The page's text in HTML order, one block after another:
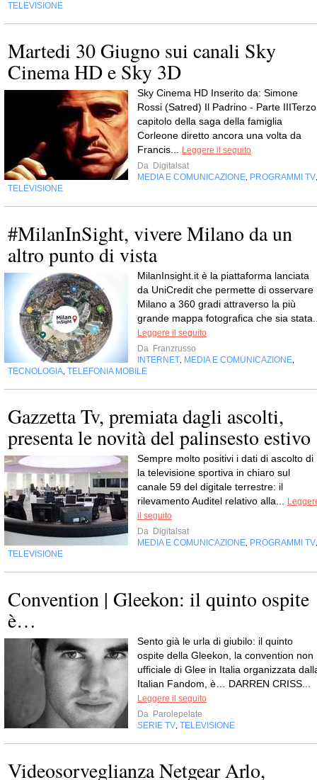
TELEVISIONE
Martedi 30 Giugno sui canali Sky
Cinema HD e Sky 3D
Sky Cinema HD Inserito da: Simone
Rossi (Satred) Il Padrino - Parte IIITerzo
capitolo della saga della famiglia
Corleone diretto ancora una volta da
Francis... Leggere il seguito
Da Digitalsat
MEDIA E COMUNICAZIONE, PROGRAMMI TV,
TELEVISIONE
#MilanInSight, vivere Milano da un
altro punto di vista
MilanInsight.it è la piattaforma lanciata
da UniCredit che permette di osservare
Milano a 360 gradi attraverso la più
grande mappa fotografica che sia
Leggere il seguito
Da Franzrusso
INTERNET, MEDIA E COMUNICAZIONE,
TECNOLOGIA, TELEFONIA MOBILE
Gazzetta Tv, premiata dagli ascolti,
presenta le novità del palinsesto estivo
Sempre molto positivi i dati di ascolto di
la televisione sportiva in chiaro sul
canale 59 del digitale terrestre: il
rilevamento Auditel relativo alla...
il seguito
Da Digitalsat
MEDIA E COMUNICAZIONE, PROGRAMMI TV,
TELEVISIONE
Convention | Gleekon: il quinto ospite
è…
Sento già le urla di giubilo: il quinto
ospite della Gleekon, la convention non
ufficiale di Glee in Italia organizzata
Italian Fandom, è… DARREN CRISS...
Leggere il seguito
Da Parolepelate
SERIE TV, TELEVISIONE
Videosorveglianza Netgear Arlo,